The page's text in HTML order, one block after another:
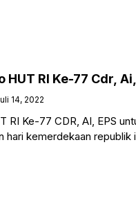
HUT RI Ke-77 Cdr,
14, 2022
RI Ke-77 CDR, AI, EPS
hari kemerdekaan republik